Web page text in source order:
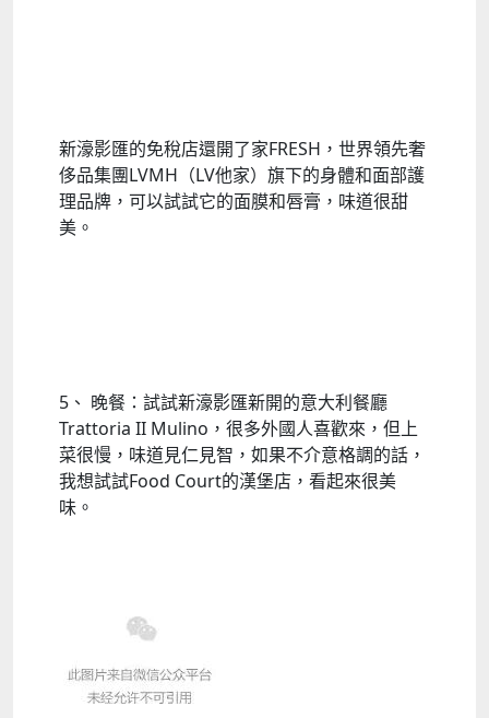
新濠影匯的免稅店還開了家FRESH，世界領先奢
侈品集團LVMH（LV他家）旗下的身體和面部護
理品牌，可以試試它的面膜和唇膏，味道很甜
美。
5、 晚餐：試試新濠影匯新開的意大利餐廳
Trattoria II Mulino，很多外國人喜歡來，但上
菜很慢，味道見仁見智，如果不介意格調的話，
我想試試Food Court的漢堡店，看起來很美
味。